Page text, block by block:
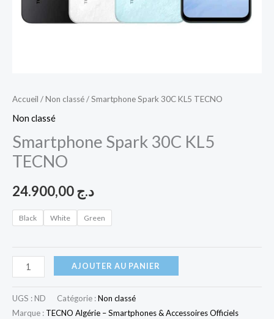
Accueil /Non classé/ Smartphone Spark 30C KL5 TECNO
Non classé
Smartphone Spark 30C KL5
TECNO
د.ج
Black White Green
AJOUTER AU PANIER
UGS : ND Catégorie :Non classé
Marque : TECNO Algérie – Smartphones & Accessoires Officiels